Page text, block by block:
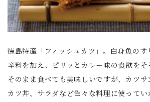
徳島特産「フィッシュカツ」。白身魚の
辛料を加え、ピリッとカレー味の食欲をそ
そのまま食べても美味しいですが、カツサ
カツ丼、サラダなど色々な料理に使って